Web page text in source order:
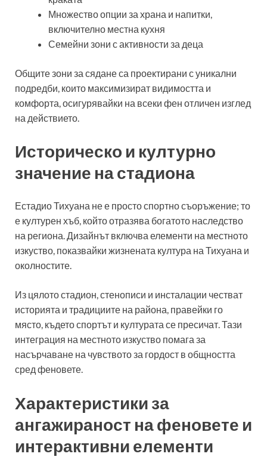
Множество опции за храна и напитки,
включително местна кухня
Семейни зони с активности за деца
Общите зони за сядане са проектирани с уникални
подредби, които максимизират видимостта и
комфорта, осигурявайки на всеки фен отличен изглед
на действието.
Историческо и културно
значение на стадиона
Естадио Тихуана не е просто спортно съоръжение; то
е културен хъб, който отразява богатото наследство
на региона. Дизайнът включва елементи на местното
изкуство, показвайки жизнената култура на Тихуана и
околностите.
Из цялото стадион, стенописи и инсталации честват
историята и традициите на района, правейки го
място, където спортът и културата се пресичат. Тази
интеграция на местното изкуство помага за
насърчаване на чувството за гордост в общността
сред феновете.
Характеристики за
ангажираност на феновете и
интерактивни елементи